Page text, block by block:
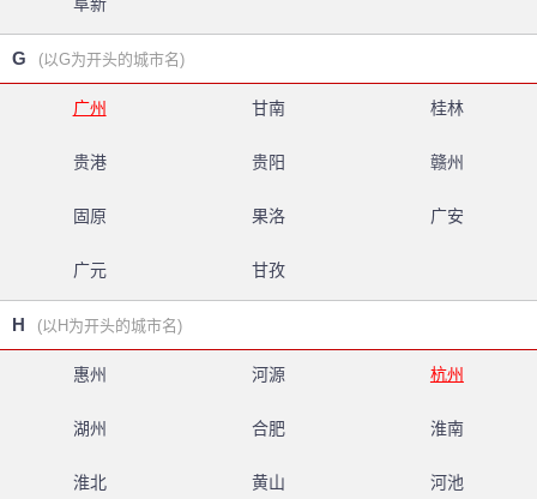
G (以G为开头的城市名)
广州 甘南 桂林
贵港 贵阳 赣州
固原 果洛 广安
广元 甘孜
H (以H为开头的城市名)
惠州 河源 杭州
湖州 合肥 淮南
淮北 黄山 河池